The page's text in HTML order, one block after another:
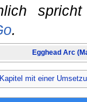
.
Egghead Arc
Kapitel mit einer